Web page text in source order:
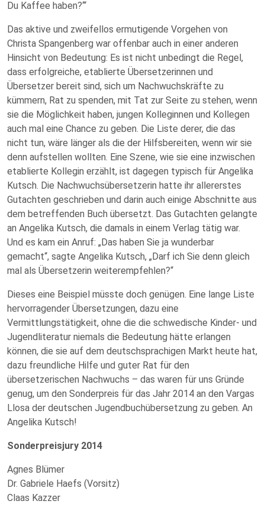
Du Kaffee haben?‘“
Das aktive und zweifellos ermutigende Vorgehen von
Christa Spangenberg war offenbar auch in einer anderen
Hinsicht von Bedeutung: Es ist nicht unbedingt die Regel,
dass erfolgreiche, etablierte Übersetzerinnen und
Übersetzer bereit sind, sich um Nachwuchskräfte zu
kümmern, Rat zu spenden, mit Tat zur Seite zu stehen, wenn
sie die Möglichkeit haben, jungen Kolleginnen und Kollegen
auch mal eine Chance zu geben. Die Liste derer, die das
nicht tun, wäre länger als die der Hilfsbereiten, wenn wir sie
denn aufstellen wollten. Eine Szene, wie sie eine inzwischen
etablierte Kollegin erzählt, ist dagegen typisch für Angelika
Kutsch. Die Nachwuchsübersetzerin hatte ihr allererstes
Gutachten geschrieben und darin auch einige Abschnitte aus
dem betreffenden Buch übersetzt. Das Gutachten gelangte
an Angelika Kutsch, die damals in einem Verlag tätig war.
Und es kam ein Anruf: „Das haben Sie ja wunderbar
gemacht“, sagte Angelika Kutsch, „Darf ich Sie denn gleich
mal als Übersetzerin weiterempfehlen?“
Dieses eine Beispiel müsste doch genügen. Eine lange Liste
hervorragender Übersetzungen, dazu eine
Vermittlungstätigkeit, ohne die die schwedische Kinder- und
Jugendliteratur niemals die Bedeutung hätte erlangen
können, die sie auf dem deutschsprachigen Markt heute hat,
dazu freundliche Hilfe und guter Rat für den
übersetzerischen Nachwuchs – das waren für uns Gründe
genug, um den Sonderpreis für das Jahr 2014 an den Vargas
Llosa der deutschen Jugendbuchübersetzung zu geben. An
Angelika Kutsch!
Sonderpreisjury 2014
Agnes Blümer
Dr. Gabriele Haefs (Vorsitz)
Claas Kazzer